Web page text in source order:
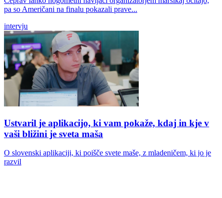
pa so Američani na finalu pokazali prave...
intervju
Ustvaril je aplikacijo, ki vam pokaže, kdaj in kje v
vaši bližini je sveta maša
O slovenski aplikaciji, ki poišče svete maše, z mladeničem, ki jo je
razvil